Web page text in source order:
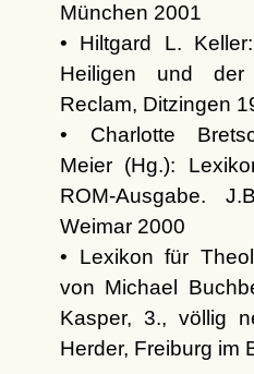
München 2001
• Hiltgard L.
Heiligen und der
Reclam, Ditzingen
• Charlotte
Meier (Hg.):
ROM-Ausgabe.
Weimar 2000
• Lexikon für
von Michael
Kasper, 3., völlig
Herder, Freiburg im